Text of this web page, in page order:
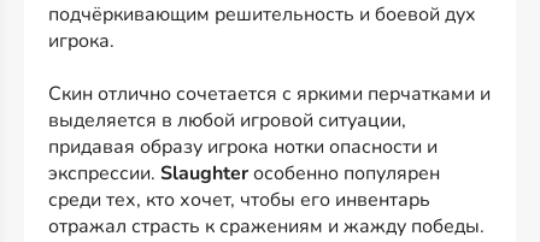
подчёркивающим решительность и боевой дух
игрока.
Скин отлично сочетается с яркими перчатками и
выделяется в любой игровой ситуации,
придавая образу игрока нотки опасности и
экспрессии. Slaughterособенно популярен
среди тех, кто хочет, чтобы его инвентарь
отражал страсть к сражениям и жажду победы.